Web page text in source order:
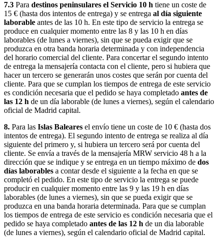
7.3 Para destinos peninsulares el Servicio 10 h tiene un coste de
15 € (hasta dos intentos de entrega) y se entrega al día siguiente
laborable antes de las 10 h. En este tipo de servicio la entrega se
produce en cualquier momento entre las 8 y las 10 h en días
laborables (de lunes a viernes), sin que se pueda exigir que se
produzca en otra banda horaria determinada y con independencia
del horario comercial del cliente. Para concertar el segundo intento
de entrega la mensajería contacta con el cliente, pero si hubiera que
hacer un tercero se generarán unos costes que serán por cuenta del
cliente. Para que se cumplan los tiempos de entrega de este servicio
es condición necesaria que el pedido se haya completado antes de
las 12 h de un día laborable (de lunes a viernes), según el calendario
oficial de Madrid capital.
8. Para las Islas Baleares el envío tiene un coste de 10 € (hasta dos
intentos de entrega). El segundo intento de entrega se realiza al día
siguiente del primero y, si hubiera un tercero será por cuenta del
cliente. Se envía a través de la mensajería MRW servicio 48 h a la
dirección que se indique y se entrega en un tiempo máximo de dos
días laborables a contar desde el siguiente a la fecha en que se
completó el pedido. En este tipo de servicio la entrega se puede
producir en cualquier momento entre las 9 y las 19 h en días
laborables (de lunes a viernes), sin que se pueda exigir que se
produzca en una banda horaria determinada. Para que se cumplan
los tiempos de entrega de este servicio es condición necesaria que el
pedido se haya completado antes de las 12 h de un dia laborable
(de lunes a viernes), según el calendario oficial de Madrid capital.